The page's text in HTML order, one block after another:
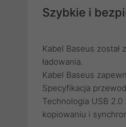
Szybkie i
Kabel Baseus
ładowania.
Kabel Baseus
Specyfikacja
Technologia USB
kopiowaniu i